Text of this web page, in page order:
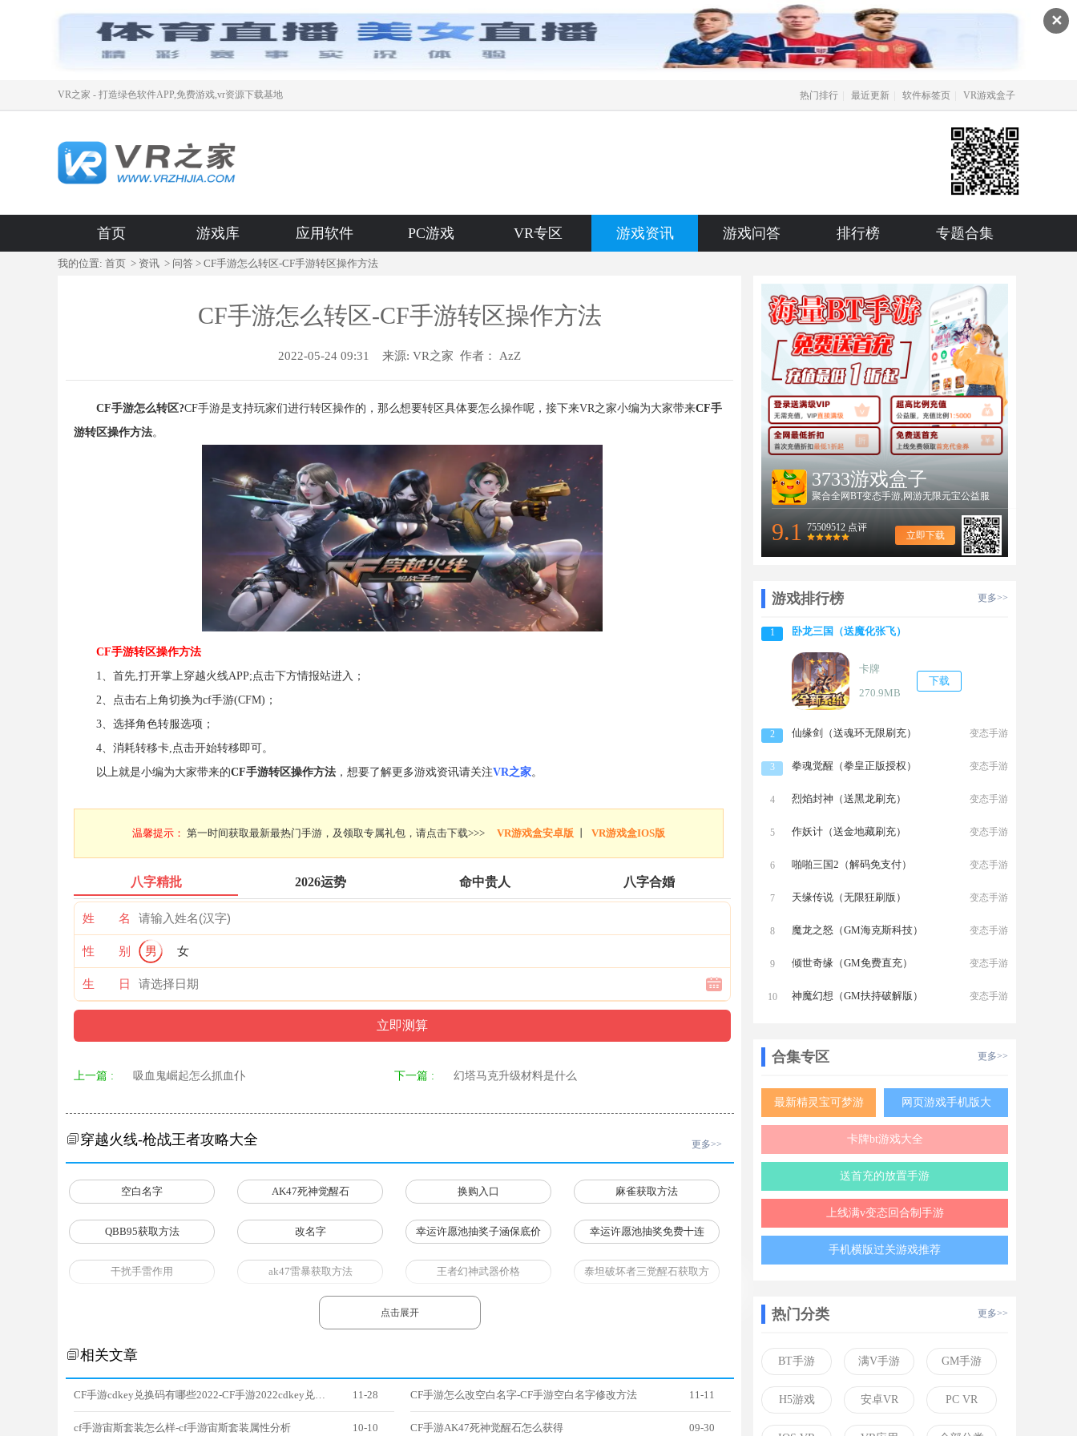
✕
VR之家 - 打造绿色软件APP,免费游戏,vr资源下载基地 热门排行 最近更新 软件标签页 VR游戏盒子
首页 游戏库 应用软件 PC游戏 VR专区 游戏资讯 游戏问答 排行榜 专题合集
我的位置: 首页 > 资讯 > 问答 > CF手游怎么转区-CF手游转区操作方法
CF手游怎么转区-CF手游转区操作方法
2022-05-24 09:31 来源: VR之家 作者： AzZ
CF手游怎么转区?CF手游是支持玩家们进行转区操作的，那么想要转区具体要怎么操作呢，接下来VR之家小编为大家带来CF手
游转区操作方法。
CF手游转区操作方法
1、首先,打开掌上穿越火线APP;点击下方情报站进入；
2、点击右上角切换为cf手游(CFM)；
3、选择角色转服选项；
4、消耗转移卡,点击开始转移即可。
以上就是小编为大家带来的CF手游转区操作方法 ，想要了解更多游戏资讯请关注VR之家。
温馨提示： 第一时间获取最新最热门手游，及领取专属礼包，请点击下载>>> VR游戏盒安卓版 VR游戏盒IOS版
八字精批 2026运势 命中贵人 八字合婚
姓 名
性 别 男 女
生 日
上一篇 : 吸血鬼崛起怎么抓血仆 下一篇 : 幻塔马克升级材料是什么
穿越火线-枪战王者攻略大全 更多>>
空白名字 AK47死神觉醒石 换购入口 麻雀获取方法
QBB95获取方法 改名字
幸运许愿池抽奖子涵保底价
幸运许愿池抽奖免费十连
干扰手雷作用 ak47雷暴获取方法 王者幻神武器价格
泰坦破坏者三觉醒石获取方
点击展开
相关文章
CF手游cdkey兑换码有哪些2022-CF手游2022cdkey兑换码大全 11-28 CF手游怎么改空白名字-CF手游空白名字修改方法 11-11
cf手游宙斯套装怎么样-cf手游宙斯套装属性分析 10-10 CF手游AK47死神觉醒石怎么获得 09-30
3733游戏盒子
聚合全网BT变态手游,网游无限元宝公益服
9.1 75509512 点评
立即下载
游戏排行榜 更多>>
1 卧龙三国（送魔化张飞）
卡牌
270.9MB
下载
2 仙缘剑（送魂环无限刷充） 变态手游
3 拳魂觉醒（拳皇正版授权） 变态手游
4 烈焰封神（送黑龙刷充） 变态手游
5 作妖计（送金地藏刷充） 变态手游
6 啪啪三国2（解码免支付） 变态手游
7 天缘传说（无限狂刷版） 变态手游
8 魔龙之怒（GM海克斯科技） 变态手游
9 倾世奇缘（GM免费直充） 变态手游
10 神魔幻想（GM扶持破解版） 变态手游
合集专区 更多>>
最新精灵宝可梦游 网页游戏手机版大
卡牌bt游戏大全
送首充的放置手游
上线满v变态回合制手游
手机横版过关游戏推荐
热门分类 更多>>
BT手游 满V手游 GM手游
H5游戏 安卓VR PC VR